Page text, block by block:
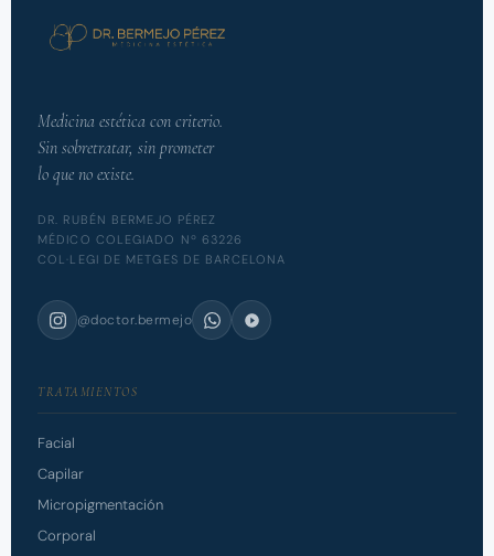
Medicina estética con criterio.
Sin sobretratar, sin prometer
lo que no existe.
DR. RUBÉN BERMEJO PÉREZ
MÉDICO COLEGIADO Nº 63226
COL·LEGI DE METGES DE BARCELONA
@doctor.bermejo
TRATAMIENTOS
Facial
Capilar
Micropigmentación
Corporal